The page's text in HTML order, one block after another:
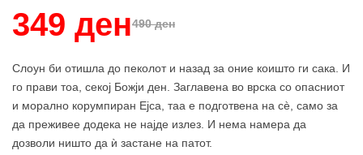
490 ден
349 ден
Слоун би отишла до пеколот и назад за оние коишто ги сака. И
го прави тоа, секој Божји ден. Заглавена во врска со опасниот
и морално корумпиран Ејса, таа е подготвена на сè, само за
да преживее додека не најде излез. И нема намера да
дозволи ништо да ѝ застане на патот.